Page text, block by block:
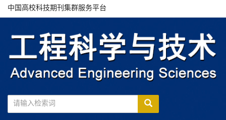
中国高校科技期刊集群服务平台